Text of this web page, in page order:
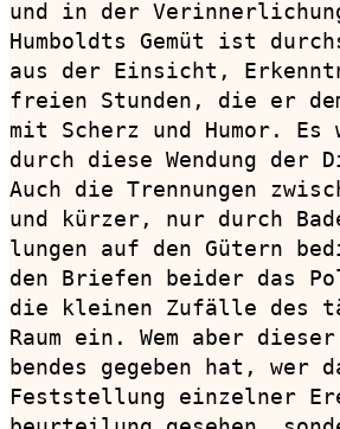
und in der
Humboldts Gemüt ist
aus der Einsicht,
freien Stunden, die er
mit Scherz und Humor.
durch diese Wendung der
Auch die Trennungen
und kürzer, nur durch
lungen auf den Gütern
den Briefen beider das
die kleinen Zufälle des
Raum ein. Wem aber
bendes gegeben hat,
Feststellung einzelner